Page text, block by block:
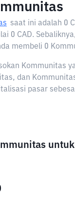
saat ini adalah 0
0 CAD.
membeli 0
Kommunitas
dan
pasar